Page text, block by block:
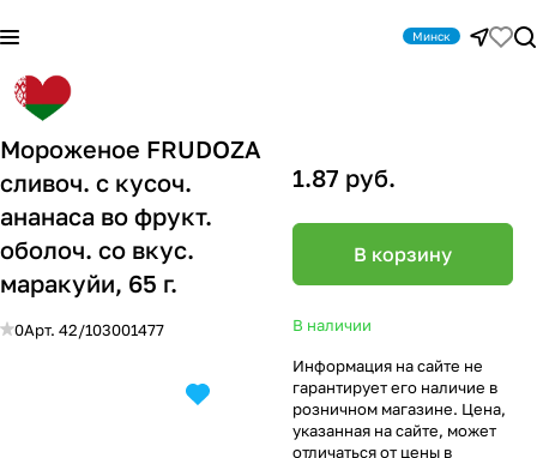
Минск
Мороженое FRUDOZA
сливоч. с кусоч.
ананаса во фрукт.
оболоч. со вкус.
маракуйи, 65 г.
0Арт. 42/103001477
1.87 руб.
В корзину
В наличии
Информация на сайте не
гарантирует его наличие в
розничном магазине. Цена,
указанная на сайте, может
отличаться от цены в